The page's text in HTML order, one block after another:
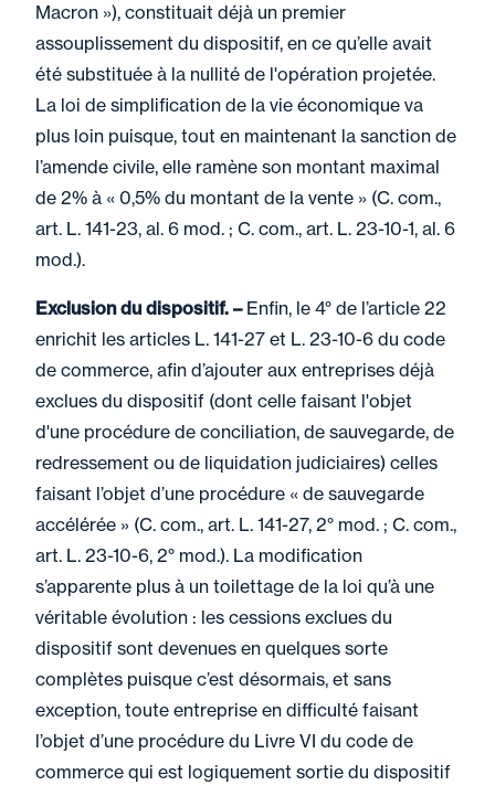
Macron »), constituait déjà un premier
assouplissement du dispositif, en ce qu’elle avait
été substituée à la nullité de l'opération projetée.
La loi de simplification de la vie économique va
plus loin puisque, tout en maintenant la sanction de
l’amende civile, elle ramène son montant maximal
de 2% à « 0,5% du montant de la vente » (C. com.,
art. L. 141-23, al. 6 mod. ; C. com., art. L. 23-10-1, al. 6
mod.).
Exclusion du dispositif. –Enfin, le 4° de l’article 22
enrichit les articles L. 141-27 et L. 23-10-6 du code
de commerce, afin d’ajouter aux entreprises déjà
exclues du dispositif (dont celle faisant l'objet
d'une procédure de conciliation, de sauvegarde, de
redressement ou de liquidation judiciaires) celles
faisant l’objet d’une procédure « de sauvegarde
accélérée » (C. com., art. L. 141-27, 2° mod. ; C. com.,
art. L. 23-10-6, 2° mod.). La modification
s’apparente plus à un toilettage de la loi qu’à une
véritable évolution : les cessions exclues du
dispositif sont devenues en quelques sorte
complètes puisque c’est désormais, et sans
exception, toute entreprise en difficulté faisant
l’objet d’une procédure du Livre VI du code de
commerce qui est logiquement sortie du dispositif